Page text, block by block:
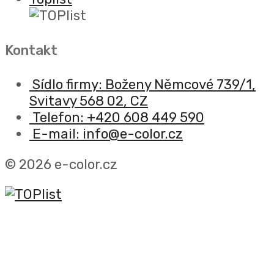
Kontakt
Sídlo firmy: Boženy Němcové 739/1,
Svitavy 568 02, CZ
Telefon: +420 608 449 590
E-mail: info@e-color.cz
© 2026 e-color.cz